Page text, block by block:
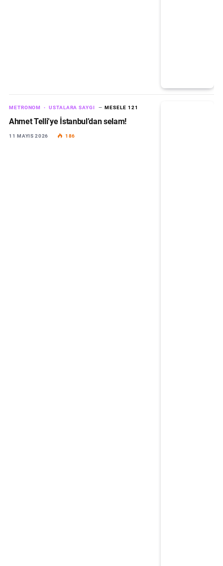
METRONOM USTALARA SAYGI MESELE 121
Ahmet Telli’ye İstanbul’dan selam!
11 MAYIS 2026 186